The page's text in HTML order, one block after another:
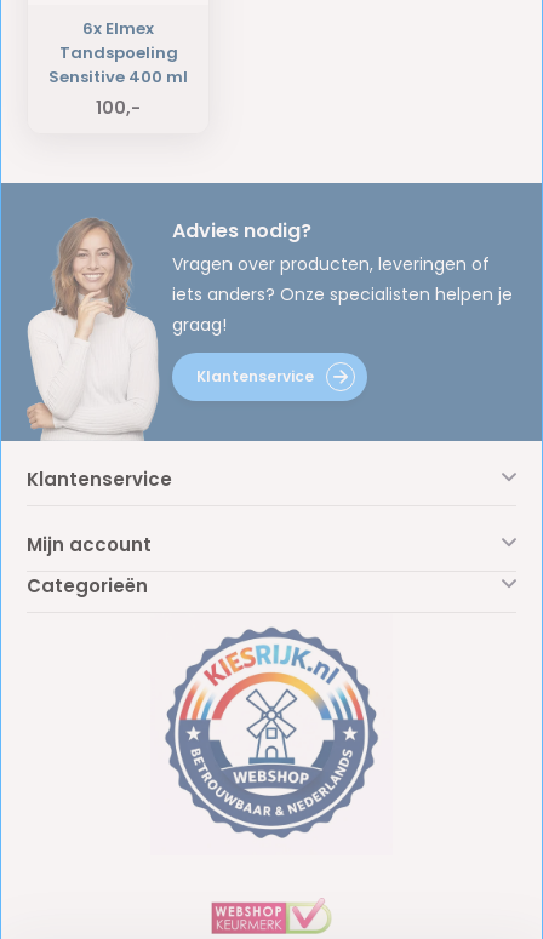
6x Elmex
Tandspoeling
Sensitive 400 ml
100,-
Advies nodig?
Vragen over producten, leveringen of
iets anders? Onze specialisten helpen je
graag!
Klantenservice
Klantenservice
Mijn account
Categorieën